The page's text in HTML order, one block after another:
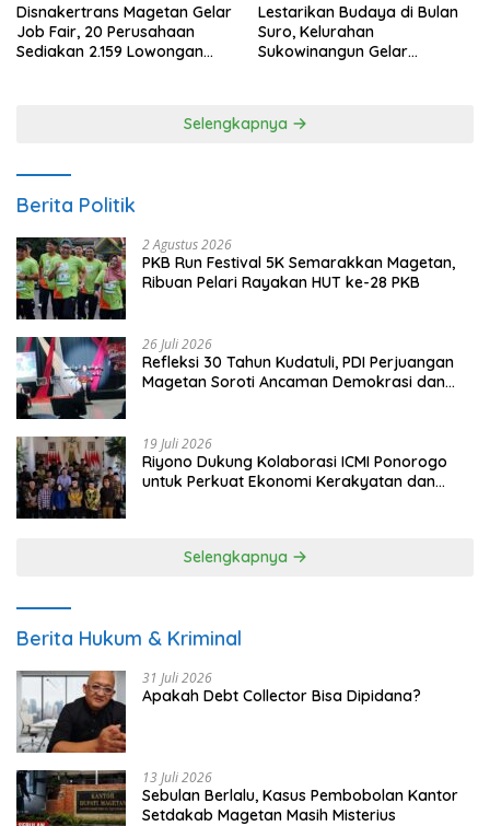
Disnakertrans Magetan Gelar
Job Fair, 20 Perusahaan
Sediakan 2.159 Lowongan
Lestarikan Budaya di Bulan
Suro, Kelurahan
Sukowinangun Gelar
Selengkapnya
Berita Politik
2 Agustus 2026
PKB Run Festival 5K Semarakkan Magetan,
Ribuan Pelari Rayakan HUT ke-28 PKB
26 Juli 2026
Refleksi 30 Tahun Kudatuli, PDI Perjuangan
Magetan Soroti Ancaman Demokrasi dan
19 Juli 2026
Riyono Dukung Kolaborasi ICMI Ponorogo
untuk Perkuat Ekonomi Kerakyatan dan
Selengkapnya
Berita Hukum & Kriminal
31 Juli 2026
Apakah Debt Collector Bisa Dipidana?
13 Juli 2026
Sebulan Berlalu, Kasus Pembobolan Kantor
Setdakab Magetan Masih Misterius